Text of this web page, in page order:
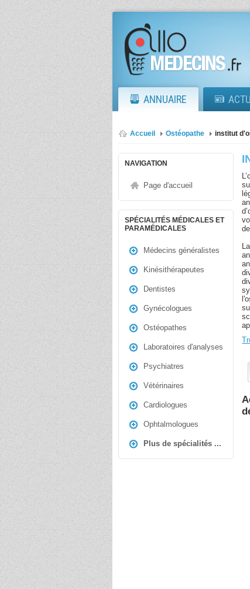
ANNUAIRE
Accueil Ostéopathe institut
NAVIGATION
Page d'accueil
SPÉCIALITÉS MÉDICALES ET
PARAMÉDICALES
Médecins généralistes
Kinésithérapeutes
Dentistes
Gynécologues
Ostéopathes
Laboratoires d'analyses
Psychiatres
Vétérinaires
Cardiologues
Ophtalmologues
Plus de spécialités ...